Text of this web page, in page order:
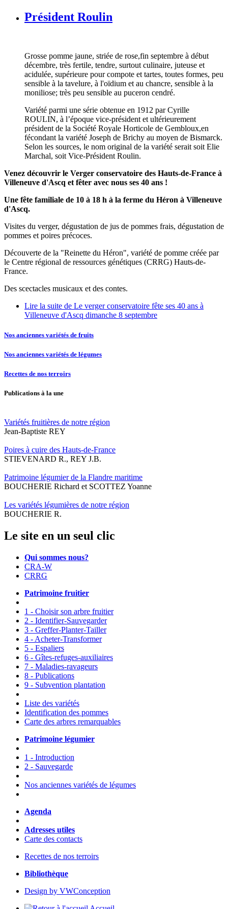
Président Roulin
Grosse pomme jaune, striée de rose,fin septembre à début
décembre, très fertile, tendre, surtout culinaire, juteuse et
acidulée, supérieure pour compote et tartes, toutes formes, peu
sensible à la tavelure, à l'oïdium et au chancre, sensible à la
moniliose; très peu sensible au puceron cendré.
Variété parmi une série obtenue en 1912 par Cyrille
ROULIN, à l’époque vice-président et ultérieurement
président de la Société Royale Horticole de Gembloux,en
fécondant la variété Joseph de Brichy au moyen de Bismarck.
Selon les sources, le nom original de la variété serait soit Elie
Marchal, soit Vice-Président Roulin.
Venez découvrir le Verger conservatoire des Hauts-de-France à
Villeneuve d'Ascq et fêter avec nous ses 40 ans !
Une fête familiale de 10 à 18 h à la ferme du Héron à Villeneuve
d'Ascq.
Visites du verger, dégustation de jus de pommes frais, dégustation de
pommes et poires précoces.
Découverte de la "Reinette du Héron", variété de pomme créée par
le Centre régional de ressources génétiques (CRRG) Hauts-de-
France.
Des scectacles musicaux et des contes.
Lire la suite de Le verger conservatoire fête ses 40 ans à
Villeneuve d'Ascq dimanche 8 septembre
Nos anciennes variétés de fruits
Nos anciennes variétés de légumes
Recettes de nos terroirs
Publications à la une
Variétés fruitières de notre région
Jean-Baptiste REY
Poires à cuire des Hauts-de-France
STIEVENARD R., REY J.B.
Patrimoine légumier de la Flandre maritime
BOUCHERIE Richard et SCOTTEZ Yoanne
Les variétés légumières de notre région
BOUCHERIE R.
Le site en un seul clic
Qui sommes nous?
CRA-W
CRRG
Patrimoine fruitier
1 - Choisir son arbre fruitier
2 - Identifier-Sauvegarder
3 - Greffer-Planter-Tailler
4 - Acheter-Transformer
5 - Espaliers
6 - Gîtes-refuges-auxiliaires
7 - Maladies-ravageurs
8 - Publications
9 - Subvention plantation
Liste des variétés
Identification des pommes
Carte des arbres remarquables
Patrimoine légumier
1 - Introduction
2 - Sauvegarde
Nos anciennes variétés de légumes
Agenda
Adresses utiles
Carte des contacts
Recettes de nos terroirs
Bibliothèque
Design by VWConception